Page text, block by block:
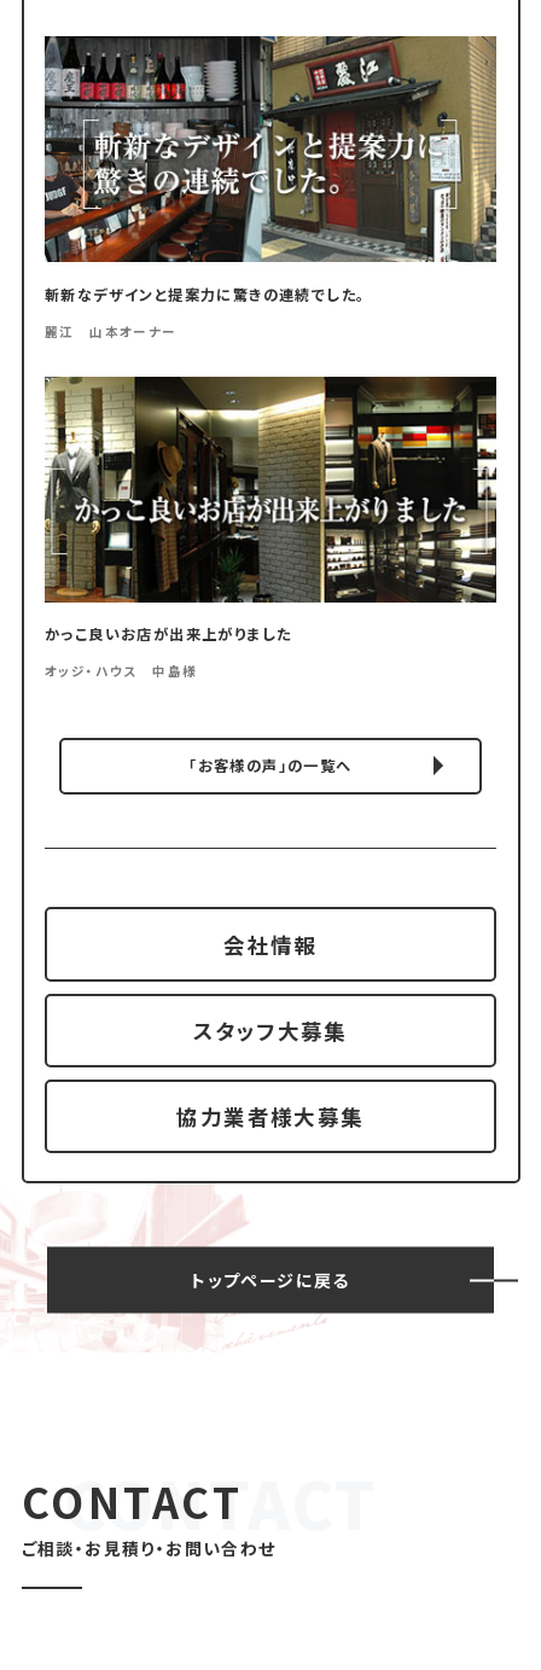
斬新なデザインと提案力に驚きの連続でした。
麗江 山本オーナー
かっこ良いお店が出来上がりました
オッジ・ハウス 中島様
「お客様の声」の一覧へ
会社情報
スタッフ大募集
協力業者様大募集
トップページに戻る
CONTACT
ご相談・お見積り・お問い合わせ